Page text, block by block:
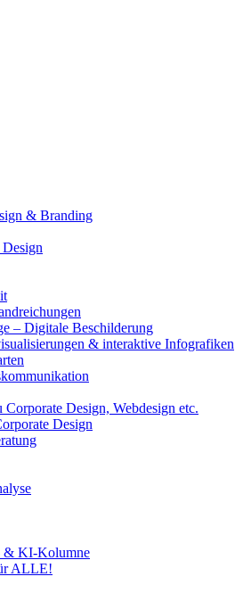
& Branding
– Digitale Beschilderung
& interaktive Infografiken
Corporate Design, Webdesign etc.
Design
& KI-Kolumne
ALLE!